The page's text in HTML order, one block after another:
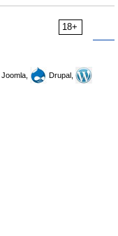
18+
Joomla,
Drupal,